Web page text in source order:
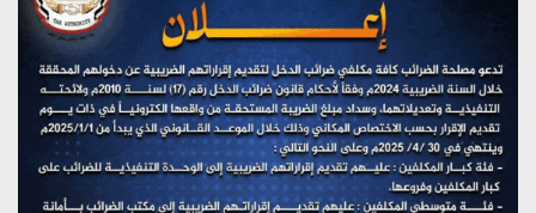
(نحن لا نهزم) بث مباشر
يوليو 28, 2026
تستمعون لبرنامج (هندسة الوهم)
يوليو 28, 2026